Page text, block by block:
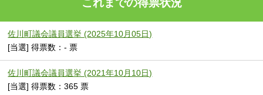
佐川町議会議員選挙 (2025年10月05日)
[当選] 得票数：- 票
佐川町議会議員選挙 (2021年10月10日)
[当選] 得票数：365 票